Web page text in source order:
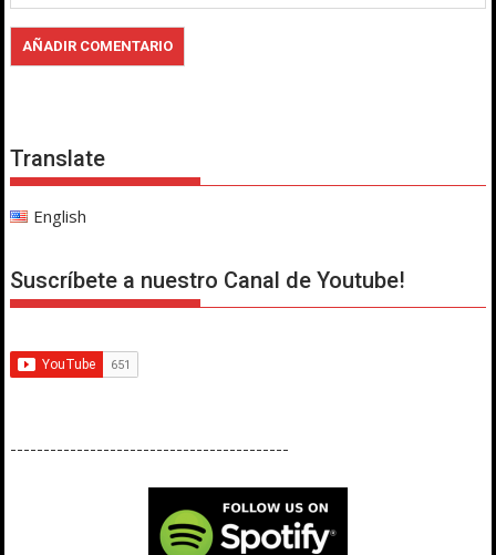
Translate
English
Suscríbete a nuestro Canal de Youtube!
------------------------------------------